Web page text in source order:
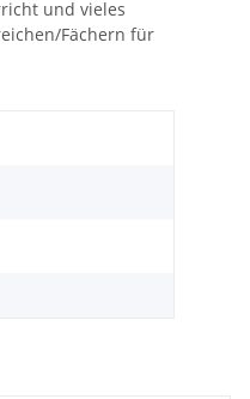
und vieles
Fächern für